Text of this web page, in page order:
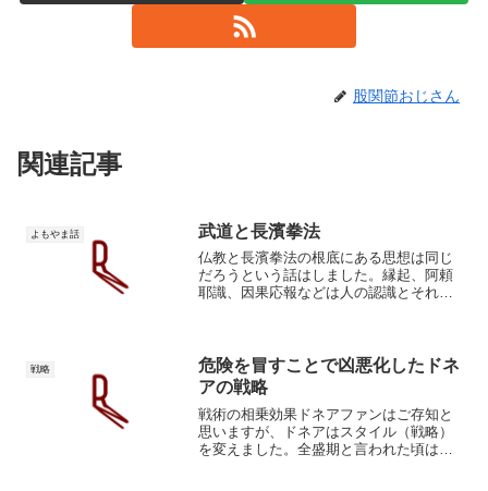
股関節おじさん
関連記事
よもやま話 武道と長濱拳法
仏教と長濱拳法の根底にある思想は同じ
だろうという話はしました。縁起、阿頼
耶識、因果応報などは人の認識とそれに
の類似点も多い。世界観や...
戦略
危険を冒すことで凶悪化したドネ
アの戦略
戦術の相乗効果ドネアファンはご存知と
思いますが、ドネアはスタイル（戦略）
を変えました。全盛期と言われた頃は足